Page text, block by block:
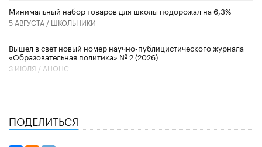
Минимальный набор товаров для школы подорожал на 6,3%
5 АВГУСТА / ШКОЛЬНИКИ
Вышел в свет новый номер научно-публицистического журнала
«Образовательная политика» № 2 (2026)
3 ИЮЛЯ / АНОНС
ПОДЕЛИТЬСЯ